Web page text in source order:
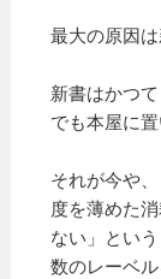
最大の原因は
新書はかつ
でも本屋に
それが今や
度を薄めた
ない」とい
数のレーベ